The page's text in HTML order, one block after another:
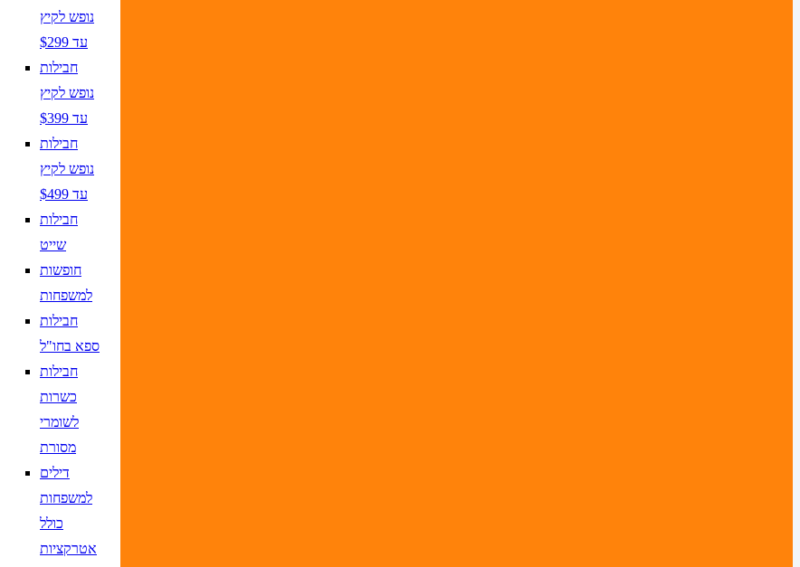
נופש לקיץ
עד $299
חבילות
נופש לקיץ
עד $399
חבילות
נופש לקיץ
עד $499
חבילות
שייט
חופשות
למשפחות
חבילות
ספא בחו"ל
חבילות
כשרות
לשומרי
מסורת
דילים
למשפחות
כולל
אטרקציות